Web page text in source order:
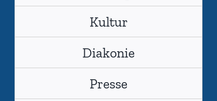
Kultur
Diakonie
Presse